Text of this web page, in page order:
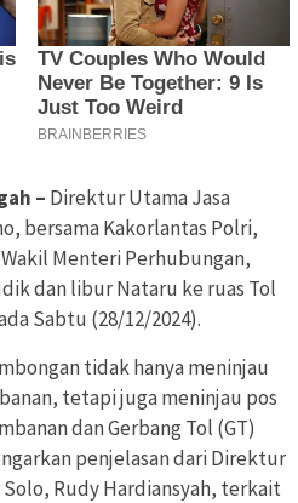
– Direktur Utama Jasa
bersama Kakorlantas Polri,
Menteri Perhubungan,
dan libur Nataru ke ruas Tol
Sabtu (28/12/2024).
tidak hanya meninjau
tetapi juga meninjau pos
dan Gerbang Tol (GT)
penjelasan dari Direktur
Rudy Hardiansyah, terkait